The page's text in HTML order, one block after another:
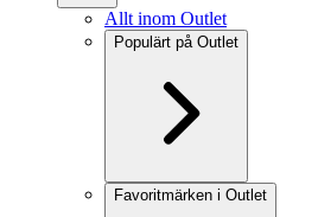
Allt inom Outlet
Populärt på Outlet
Favoritmärken i Outlet